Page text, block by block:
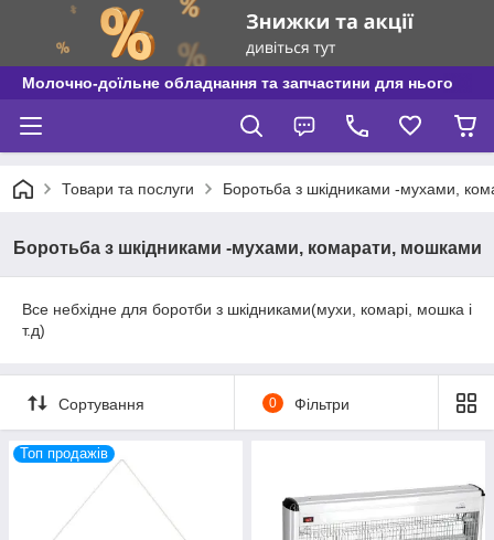
Молочно-доїльне обладнання та запчастини для нього
Товари та послуги Боротьба з шкідниками -мухами,
Боротьба з шкідниками -мухами, комарати, мошками
Все небхідне для боротби з шкідниками(мухи, комарі, мошка і
т.д)
Сортування 0 Фільтри
Топ продажів